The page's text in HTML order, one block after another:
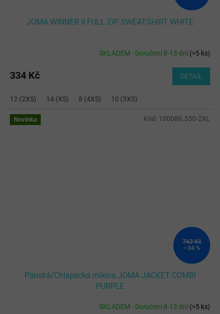
JOMA WINNER II FULL ZIP SWEATSHIRT WHITE
SKLADEM - Doručení 8-13 dní(>5 ks)
334 Kč DETAIL
12 (2XS) 14 (XS) 8 (4XS) 10 (3XS)
Novinka
762 Kč
–34 %
Pánská/Chlapecká mikina JOMA JACKET COMBI
PURPLE
SKLADEM - Doručení 8-13 dní(>5 ks)
Kód: 100086.550-2XL